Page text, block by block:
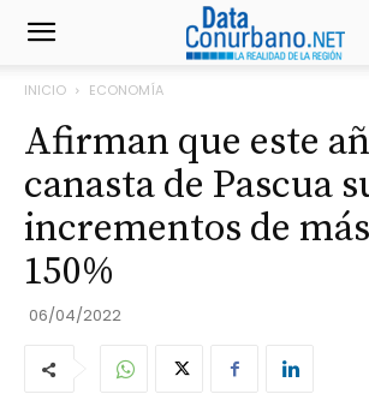
INICIO ECONOMÍA
Afirman que este
canasta de Pascua
incrementos de
150%
06/04/2022